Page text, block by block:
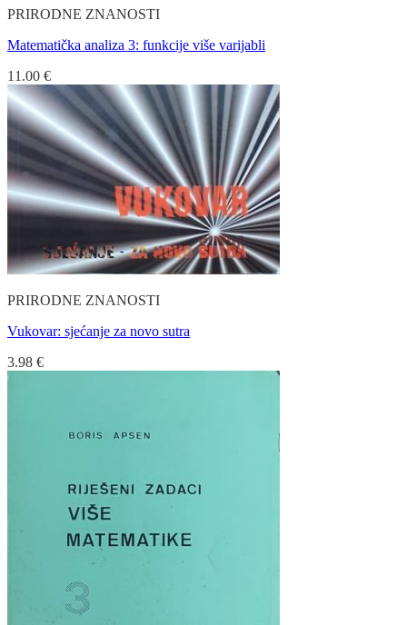
PRIRODNE ZNANOSTI
Matematička analiza 3: funkcije više varijabli
11.00 €
PRIRODNE ZNANOSTI
Vukovar: sjećanje za novo sutra
3.98 €